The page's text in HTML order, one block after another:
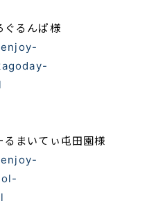
るんぱ様
まいてぃ屯田園様